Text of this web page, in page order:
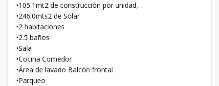
•105.1mt2 de construcción por unidad,
•246.0mts2 de Solar
•2 habitaciones
•2.5 baños
•Sala
•Cocina Comedor
•Área de lavado Balcón frontal
•Parqueo